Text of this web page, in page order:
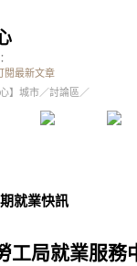
閱最新文章
】城市／討論區／
區 影像館
就業快訊
工局就業服務